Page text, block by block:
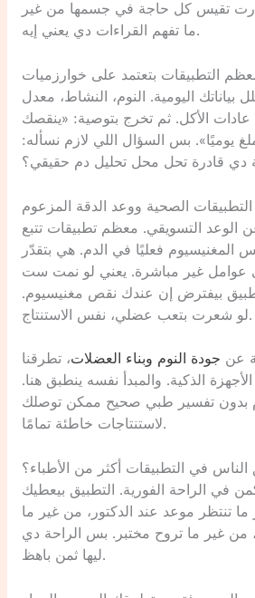
تقيس كل حاجة في جسمها من غير
ما تفهم القراءات دي يعني إيه.
التطبيقات بتعتمد على خوارزميات
بياناتك اليومية. النوم، النشاط، معدل
الأكل. ثم تخرج بتوصية: «ينقصك
خذ 400 ملغ يوميًا». بس السؤال اللي لازم نسأله:
دي قادرة تحل محل تحليل دم حقيقي؟
التطبيقات الصحية ووعد الدقة المزعوم
الوعد التسويقي. معظم تطبيقات تتبع
المغنيسيوم فعليًا في الدم. هي بتقدّر
عوامل غير مباشرة. يعني لو نمت ست
بيفترض إن عندك نقص مغنيسيوم.
لو شعرت بتعب عضلي، نفس الاستنتاج.
عن جودة النوم وبناء العضلات، تطرقنا
الذكية. والمبدأ نفسه ينطبق هنا.
بدون تفسير طبي صحيح ممكن توصلك
لاستنتاجات خاطئة تمامًا.
الناس في التطبيقات أكثر من الأطباء؟
في الراحة الفورية. التطبيق بيعطيك
تنتظر موعد عند الدكتور، من غير ما
من غير ما تروح مختبر. بس الراحة دي
ليها ثمن باهظ.